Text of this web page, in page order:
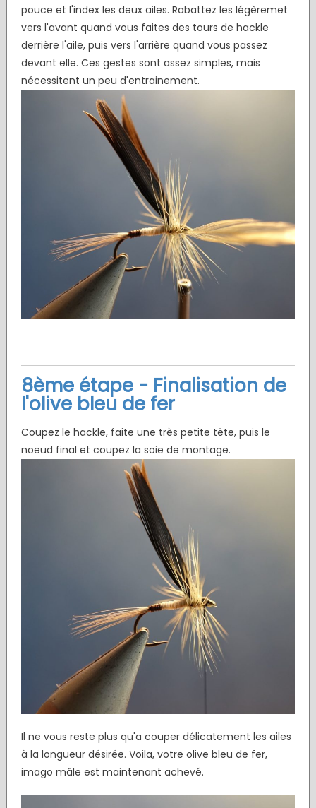
pouce et l'index les deux ailes. Rabattez les légèremet
vers l'avant quand vous faites des tours de hackle
derrière l'aile, puis vers l'arrière quand vous passez
devant elle. Ces gestes sont assez simples, mais
nécessitent un peu d'entrainement.
8ème étape - Finalisation de
l'olive bleu de fer
Coupez le hackle, faite une très petite tête, puis le
noeud final et coupez la soie de montage.
Il ne vous reste plus qu'a couper délicatement les ailes
à la longueur désirée. Voila, votre olive bleu de fer,
imago mâle est maintenant achevé.